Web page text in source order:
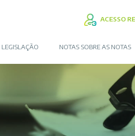
ACESSO
LEGISLAÇÃO NOTAS SOBRE AS NOTAS